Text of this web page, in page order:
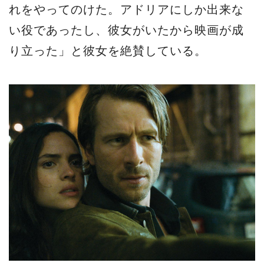
れをやってのけた。アドリアにしか出来な
い役であったし、彼女がいたから映画が成
り立った」と彼女を絶賛している。